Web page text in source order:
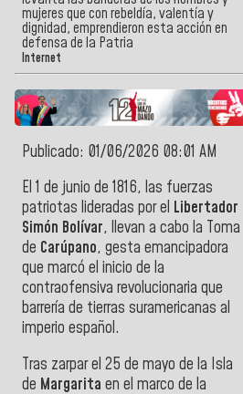
mujeres que con rebeldía, valentía y
dignidad, emprendieron esta acción en
defensa de la Patria
Internet
Publicado: 01/06/2026 08:01 AM
El 1 de junio de 1816, las fuerzas
patriotas lideradas por el Libertador
Simón Bolívar, llevan a cabo la Toma
de Carúpano, gesta emancipadora
que marcó el inicio de la
contraofensiva revolucionaria que
barrería de tierras suramericanas al
imperio español.
Tras zarpar el 25 de mayo de la Isla
de Margarita en el marco de la